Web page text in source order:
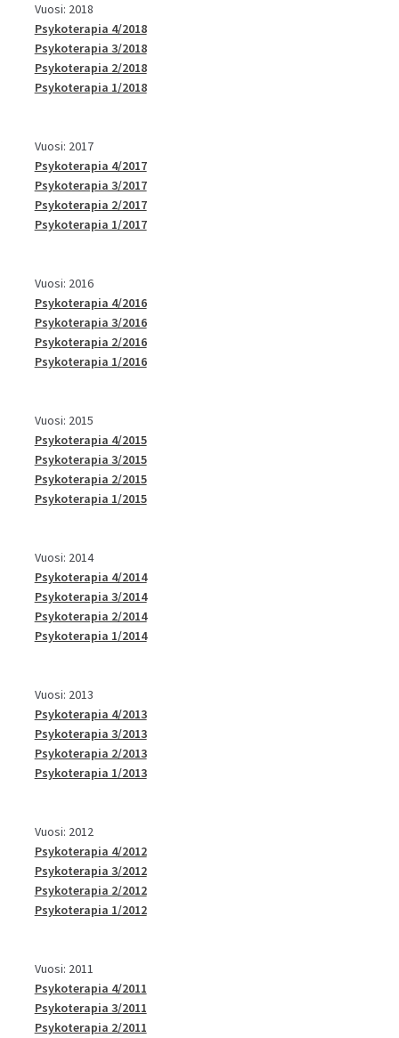
Vuosi: 2018
Psykoterapia 4/2018
Psykoterapia 3/2018
Psykoterapia 2/2018
Psykoterapia 1/2018
Vuosi: 2017
Psykoterapia 4/2017
Psykoterapia 3/2017
Psykoterapia 2/2017
Psykoterapia 1/2017
Vuosi: 2016
Psykoterapia 4/2016
Psykoterapia 3/2016
Psykoterapia 2/2016
Psykoterapia 1/2016
Vuosi: 2015
Psykoterapia 4/2015
Psykoterapia 3/2015
Psykoterapia 2/2015
Psykoterapia 1/2015
Vuosi: 2014
Psykoterapia 4/2014
Psykoterapia 3/2014
Psykoterapia 2/2014
Psykoterapia 1/2014
Vuosi: 2013
Psykoterapia 4/2013
Psykoterapia 3/2013
Psykoterapia 2/2013
Psykoterapia 1/2013
Vuosi: 2012
Psykoterapia 4/2012
Psykoterapia 3/2012
Psykoterapia 2/2012
Psykoterapia 1/2012
Vuosi: 2011
Psykoterapia 4/2011
Psykoterapia 3/2011
Psykoterapia 2/2011